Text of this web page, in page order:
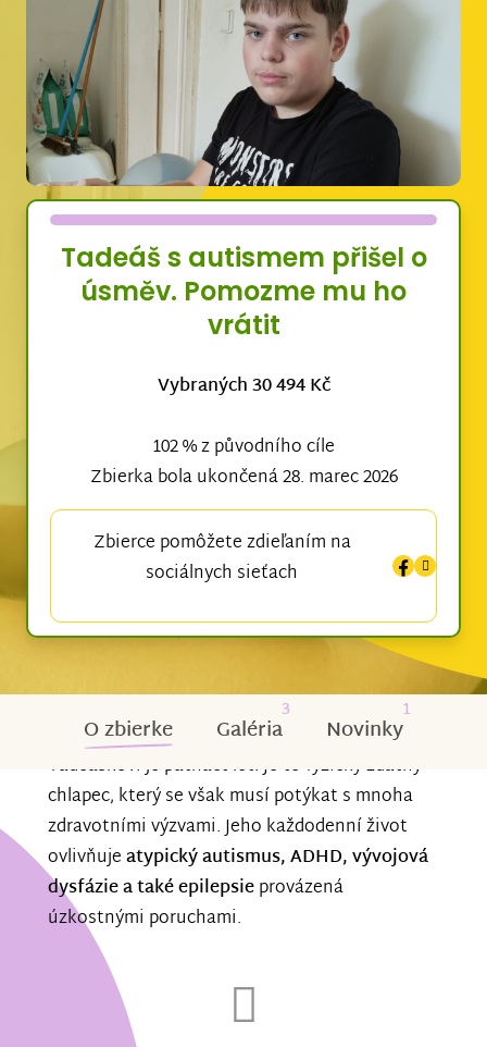
Tadeáš s autismem přišel o
úsměv. Pomozme mu ho
vrátit
Vybraných 30 494 Kč
102 % z původního cíle
Zbierka bola ukončená 28. marec 2026
Zbierce pomôžete zdieľaním na
sociálnych sieťach
O zbierke Galéria
3
Novinky
1
Tadeáškovi je patnáct let. Je to fyzicky zdatný
chlapec, který se však musí potýkat s mnoha
zdravotními výzvami. Jeho každodenní život
ovlivňujeatypický autismus, ADHD, vývojová
dysfázie a také epilepsieprovázená
úzkostnými poruchami.